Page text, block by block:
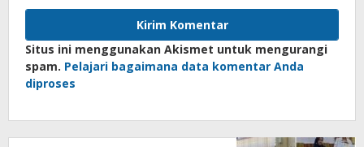
Situs ini menggunakan Akismet untuk mengurangi
spam. Pelajari bagaimana data komentar Anda
diproses